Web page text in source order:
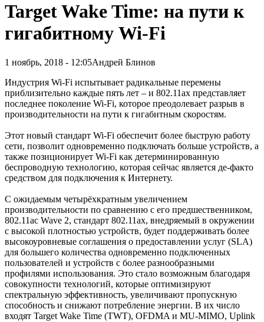
Target Wake Time: на пути к
гигабитному Wi-Fi
1 ноябрь, 2018 - 12:05Андрей Блинов
Индустрия Wi-Fi испытывает радикальные перемены
приблизительно каждые пять лет – и 802.11ax представляет
последнее поколение Wi-Fi, которое преодолевает разрыв в
производительности на пути к гигабитным скоростям.
Этот новый стандарт Wi-Fi обеспечит более быструю работу
сети, позволит одновременно подключать больше устройств, а
также позиционирует Wi-Fi как детерминированную
беспроводную технологию, которая сейчас является де-факто
средством для подключения к Интернету.
С ожидаемым четырёхкратным увеличением
производительности по сравнению с его предшественником,
802.11ac Wave 2, стандарт 802.11ax, внедряемый в окружении
с высокой плотностью устройств, будет поддерживать более
высокоуровневые соглашения о предоставлении услуг (SLA)
для большего количества одновременно подключенных
пользователей и устройств с более разнообразными
профилями использования. Это стало возможным благодаря
совокупности технологий, которые оптимизируют
спектральную эффективность, увеличивают пропускную
способность и снижают потребление энергии. В их число
входят Target Wake Time (TWT), OFDMA и MU-MIMO, Uplink